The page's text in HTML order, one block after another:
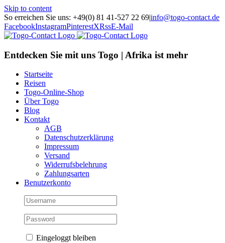
Skip to content
So erreichen Sie uns: +49(0) 81 41-527 22 69|info@togo-contact.de
FacebookInstagramPinterestXRssE-Mail
Entdecken Sie mit uns Togo | Afrika ist mehr
Startseite
Reisen
Togo-Online-Shop
Über Togo
Blog
Kontakt
AGB
Datenschutzerklärung
Impressum
Versand
Widerrufsbelehrung
Zahlungsarten
Benutzerkonto
Eingeloggt bleiben